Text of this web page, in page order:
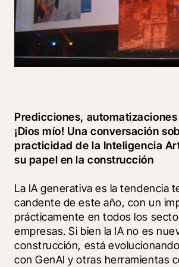
Predicciones,
¡Dios mío! Una conversación
practicidad de la Inteligencia
su papel en la construcción
La IA generativa es la tendencia
candente de este año, con un
prácticamente en todos los
empresas. Si bien la IA no es
construcción, está
con GenAI y otras herramientas